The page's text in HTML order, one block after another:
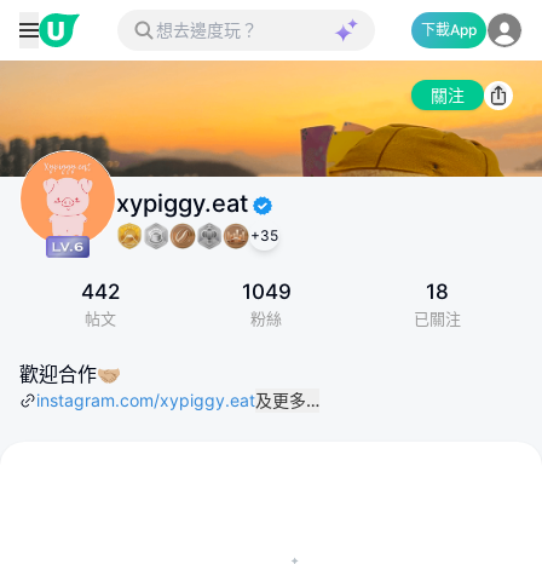
下載App
關注
xypiggy.eat
+35
442
帖文
1049
粉絲
18
已關注
歡迎合作🤝🏼
instagram.com/xypiggy.eat及更多…